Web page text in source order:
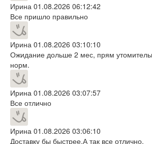
Ирина 01.08.2026 06:12:42
Все пришло правильно
Ирина 01.08.2026 03:10:10
Ожидание дольше 2 мес, прям
норм.
Ирина 01.08.2026 03:07:57
Все отлично
Ирина 01.08.2026 03:06:10
Доставку бы быстрее.А так все отлично.